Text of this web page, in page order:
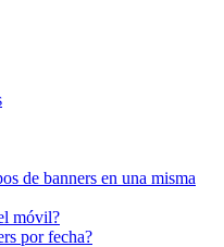
de banners en una misma
móvil?
por fecha?